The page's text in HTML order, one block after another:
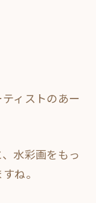
ィストのあー
水彩画をもっ
ね。